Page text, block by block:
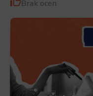
Brak ocen